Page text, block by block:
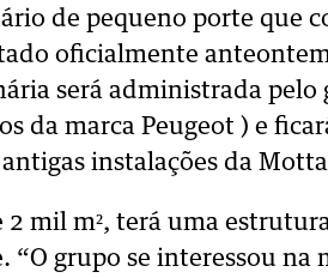
de pequeno porte que
oficialmente
será administrada pelo
da marca Peugeot ) e
instalações da
mil m², terá uma
grupo se interessou na